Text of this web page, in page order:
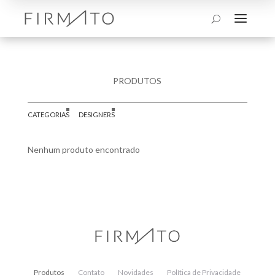
U a
PRODUTOS
CATEGORIAS DESIGNERS
Nenhum produto encontrado
Produtos Contato Novidades
Política de Privacidade